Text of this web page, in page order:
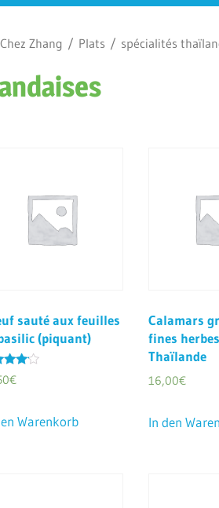
Chez Zhang / Plats/ spécialités
sauté aux feuilles
(piquant)
€
Warenkorb
Calamars
fines
Thaïlande
16,00€
In den